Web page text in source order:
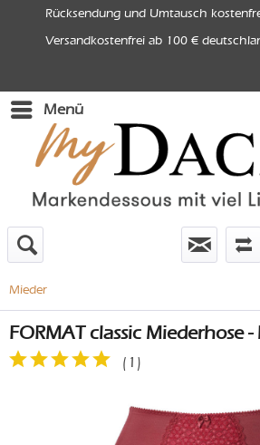
Rücksendung und Umtausch
Versandkostenfrei ab 100 €
Menü
Mieder
FORMAT classic Miederhose
( 1 )